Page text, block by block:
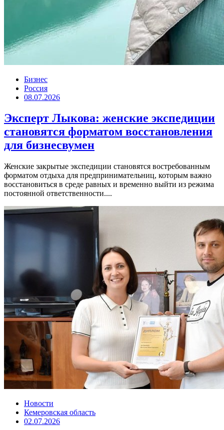
Бизнес
Россия
08.07.2026
Эксперт Лыкова: женские экспедиции
становятся форматом восстановления
для бизнесвумен
Женские закрытые экспедиции становятся востребованным
форматом отдыха для предпринимательниц, которым важно
восстановиться в среде равных и временно выйти из режима
постоянной ответственности....
Новости
Кемеровская область
02.07.2026